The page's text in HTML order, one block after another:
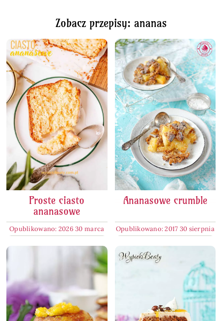
Zobacz przepisy: ananas
Proste ciasto
ananasowe
Opublikowano: 2026 30 marca
Ananasowe crumble
Opublikowano: 2017 30 sierpnia